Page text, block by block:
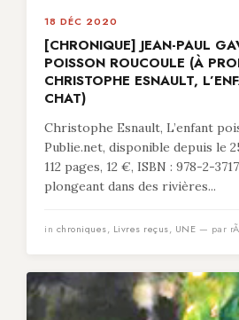
18 DÉC 2020
[CHRONIQUE] JEAN-PAUL
POISSON ROUCOULE (À
CHRISTOPHE ESNAULT,
CHAT)
Christophe Esnault, L’enfant
Publie.net, disponible depuis le
112 pages, 12 €, ISBN : 978-2-
plongeant dans des rivières...
in chroniques, Livres reçus, UNE — par